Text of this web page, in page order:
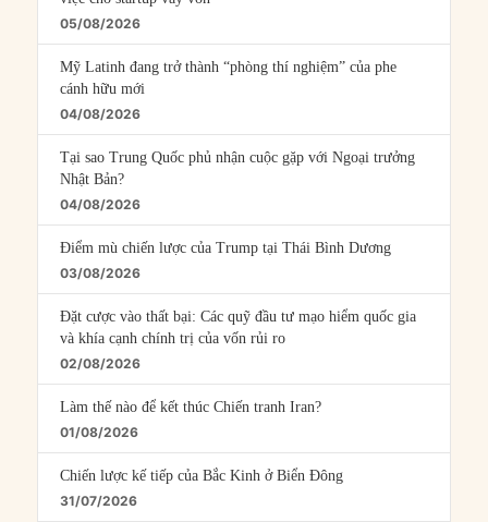
05/08/2026
Mỹ Latinh đang trở thành “phòng thí nghiệm” của phe
cánh hữu mới
04/08/2026
Tại sao Trung Quốc phủ nhận cuộc gặp với Ngoại trưởng
Nhật Bản?
04/08/2026
Điểm mù chiến lược của Trump tại Thái Bình Dương
03/08/2026
Đặt cược vào thất bại: Các quỹ đầu tư mạo hiểm quốc gia
và khía cạnh chính trị của vốn rủi ro
02/08/2026
Làm thế nào để kết thúc Chiến tranh Iran?
01/08/2026
Chiến lược kế tiếp của Bắc Kinh ở Biển Đông
31/07/2026